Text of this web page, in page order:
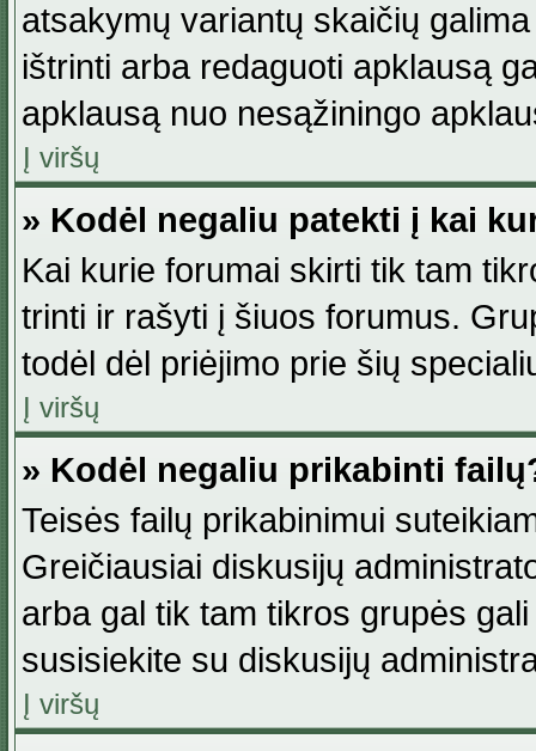
atsakymų variantų skaičių
ištrinti arba redaguoti apklausą
apklausą nuo nesąžiningo
Į viršų
» Kodėl negaliu patekti į kai
Kai kurie forumai skirti tik tam
trinti ir rašyti į šiuos forumus.
todėl dėl priėjimo prie šių
Į viršų
» Kodėl negaliu prikabinti
Teisės failų prikabinimui
Greičiausiai diskusijų
arba gal tik tam tikros grupės
susisiekite su diskusijų
Į viršų